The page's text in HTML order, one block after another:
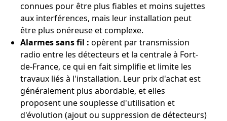
connues pour être plus fiables et moins sujettes
aux interférences, mais leur installation peut
être plus onéreuse et complexe.
Alarmes sans fil : opèrent par transmission
radio entre les détecteurs et la centrale à Fort-
de-France, ce qui en fait simplifie et limite les
travaux liés à l'installation. Leur prix d'achat est
généralement plus abordable, et elles
proposent une souplesse d'utilisation et
d'évolution (ajout ou suppression de détecteurs)